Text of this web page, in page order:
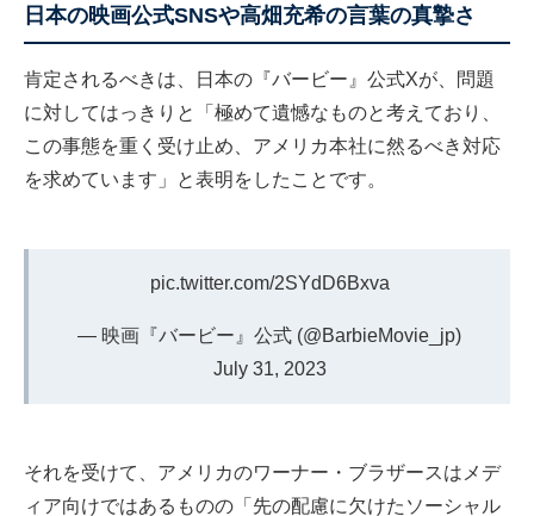
日本の映画公式SNSや高畑充希の言葉の真摯さ
肯定されるべきは、日本の『バービー』公式Xが、問題
に対してはっきりと「極めて遺憾なものと考えており、
この事態を重く受け止め、アメリカ本社に然るべき対応
を求めています」と表明をしたことです。
pic.twitter.com/2SYdD6Bxva
— 映画『バービー』公式 (@BarbieMovie_jp)
July 31, 2023
それを受けて、アメリカのワーナー・ブラザースはメデ
ィア向けではあるものの「先の配慮に欠けたソーシャル